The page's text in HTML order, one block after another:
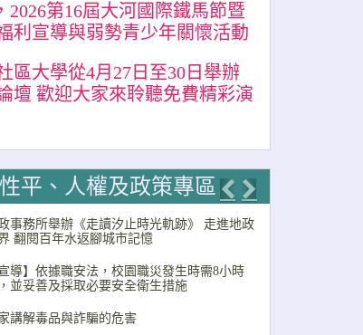
2026第16屆大河國際鐵馬節暨
利宣導與弱勢青少年關懷活動
區大學從4月27日至30日舉辦
壇 歡迎大家來聆聽免費精彩演
性平、人權及政策專區
Previous
Next
事務所舉辦《走讀汐止時光軌跡》 走進地政
翻閱百年水返腳城市記憶
宣導】依據職安法，校園職災發生時需8小時
並妥善及採取必要安全衛生措施
講解毒品與詐騙的危害